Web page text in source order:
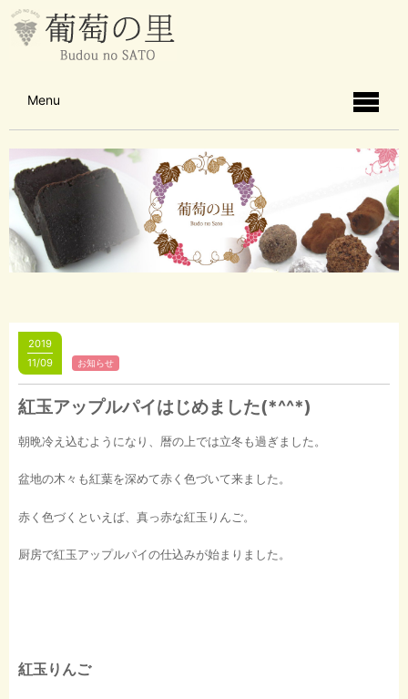
Menu
2019
11/09
お知らせ
紅玉アップルパイはじめました(*^^*)
朝晩冷え込むようになり、暦の上では立冬も過ぎました。
盆地の木々も紅葉を深めて赤く色づいて来ました。
赤く色づくといえば、真っ赤な紅玉りんご。
厨房で紅玉アップルパイの仕込みが始まりました。
紅玉りんご